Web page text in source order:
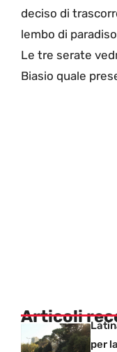
deciso di
lembo di
Le tre serate
Biasio quale
Articoli
per